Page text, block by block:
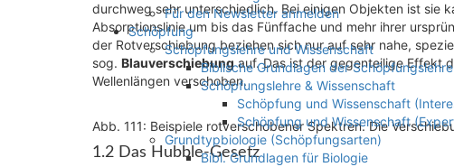
Für den Newsletter anmelden
Schöpfung
Schöpfungslehre und Wissenschaft
Biblische Grundlagen der Schöpfungslehre
Schöpfungslehre & Wissenschaft
Schöpfung und Wissenschaft
Schöpfung und Wissenschaft
Grundtypbiologie (Schöpfungsarten)
Bibl. Grundlagen für Biologie
durchweg sehr unterschiedlich. Bei einigen Objekten ist sie
Absorptionslinie um bis das Fünffache und mehr ihrer
der Rotverschiebung beziehen sich nur auf sehr nahe,
sog. Blauverschiebungauf. Das ist der gegenteilige Effekt
Wellenlängen verschoben.
Abb. 111: Beispiele rotverschobener Spektren. Die
1.2 Das Hubble-Gesetz